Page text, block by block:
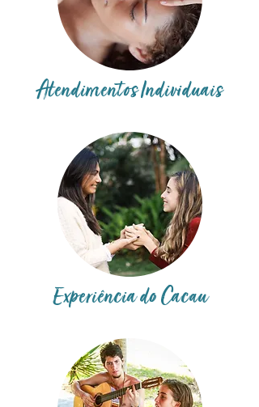
Atendimentos Individuais
Experiência do Cacau